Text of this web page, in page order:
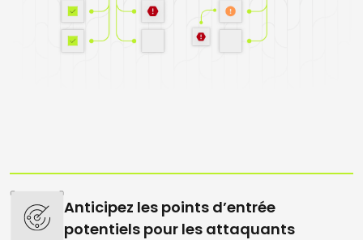
Anticipez les points d’entrée
potentiels pour les attaquants